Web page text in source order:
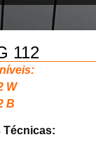
112
W
B
Técnicas: